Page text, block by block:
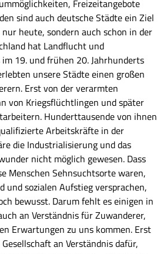
Freizeitangebote
sind auch deutsche Städte ein Ziel
heute, sondern auch schon in der
hat Landflucht und
19. und frühen 20. Jahrhunderts
unsere Städte einen großen
Erst von der verarmten
von Kriegsflüchtlingen und später
Hunderttausende von ihnen
Arbeitskräfte in der
die Industrialisierung und das
nicht möglich gewesen. Dass
Menschen Sehnsuchtsorte waren,
und sozialen Aufstieg versprachen,
bewusst. Darum fehlt es einigen in
an Verständnis für Zuwanderer,
Erwartungen zu uns kommen. Erst
an Verständnis dafür,